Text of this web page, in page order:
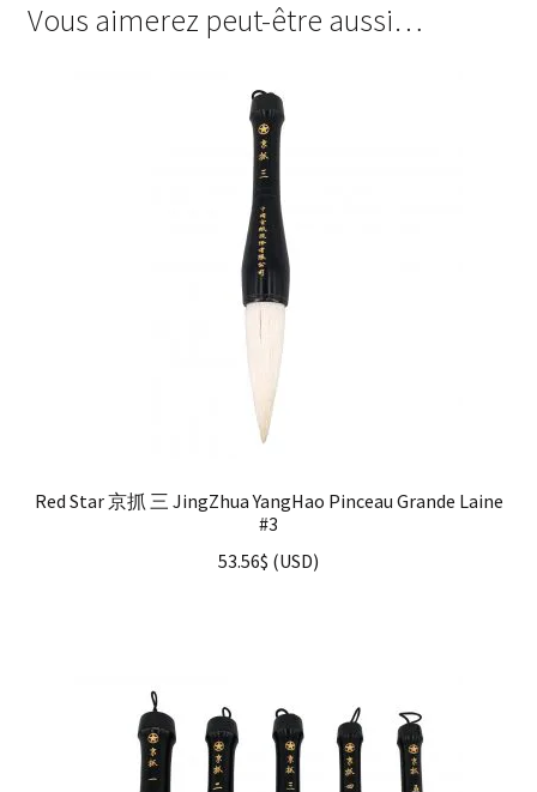
Vous aimerez peut-être aussi…
Red Star 京抓 三 JingZhua YangHao Pinceau Grande Laine
#3
53.56$ (USD)